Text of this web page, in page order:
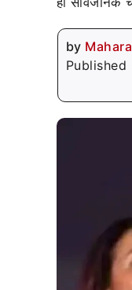
by
Published